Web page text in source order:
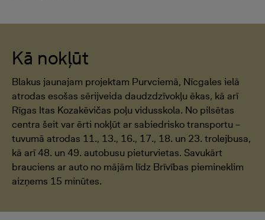
Kā nokļūt
Blakus jaunajam projektam Purvciemā, Nīcgales ielā
atrodas esošas sērijveida daudzdzīvokļu ēkas, kā arī
Rīgas Itas Kozakēvičas poļu vidusskola. No pilsētas
centra šeit var ērti nokļūt ar sabiedrisko transportu –
tuvumā atrodas 11., 13., 16., 17., 18. un 23. trolejbusa,
kā arī 48. un 49. autobusu pieturvietas. Savukārt
brauciens ar auto no mājām līdz Brīvības piemineklim
aizņems 15 minūtes.